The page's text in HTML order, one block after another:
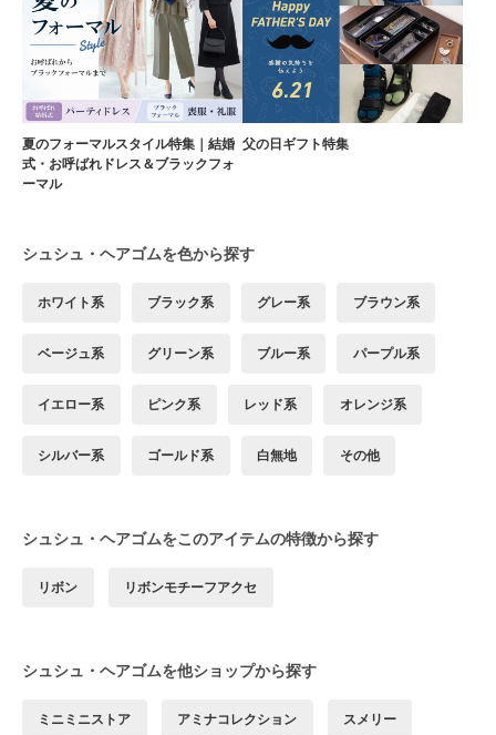
夏のフォーマルスタイル特集｜結婚
式・お呼ばれドレス＆ブラックフォ
ーマル
父の日ギフト特集
シュシュ・ヘアゴムを色から探す
ホワイト系 ブラック系 グレー系 ブラウン系
ベージュ系 グリーン系 ブルー系 パープル系
イエロー系 ピンク系 レッド系 オレンジ系
シルバー系 ゴールド系 白無地 その他
シュシュ・ヘアゴムをこのアイテムの特徴から探す
リボン リボンモチーフアクセ
シュシュ・ヘアゴムを他ショップから探す
ミニミニストア アミナコレクション スメリー